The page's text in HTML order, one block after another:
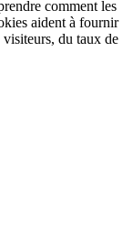
comment les
aident à fournir
visiteurs, du taux de